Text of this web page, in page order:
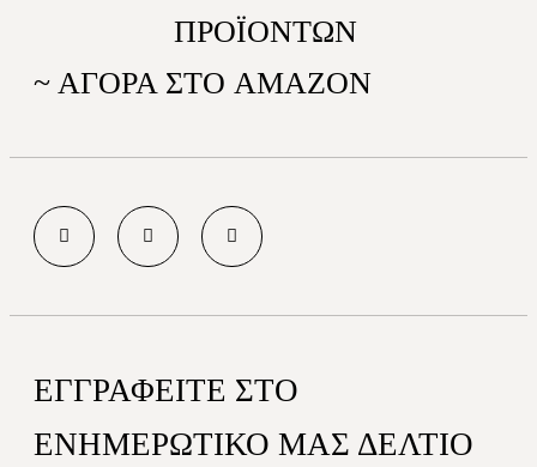
ΠΡΟΪΟΝΤΩΝ
~ ΑΓΟΡΑ ΣΤΟ AMAZON
ΕΓΓΡΑΦΕΊΤΕ ΣΤΟ
ΕΝΗΜΕΡΩΤΙΚΌ ΜΑΣ ΔΕΛΤΊΟ